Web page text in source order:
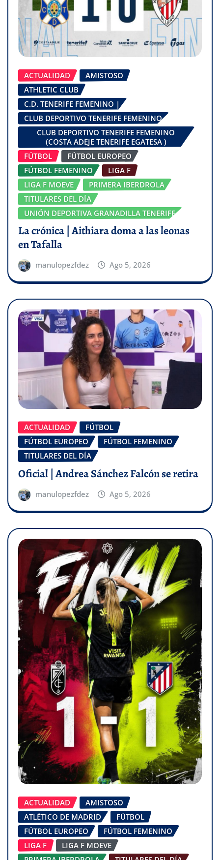
ACTUALIDAD
AMISTOSO
ATHLETIC CLUB
C.D. TENERIFE FEMENINO |
CLUB DEPORTIVO TENERIFE FEMENINO
CLUB DEPORTIVO TENERIFE FEMENINO
(COSTA ADEJE TENERIFE EGATESA )
FÚTBOL
FÚTBOL EUROPEO
FÚTBOL FEMENINO
LIGA F
LIGA F MOEVE
PRIMERA IBERDROLA
TITULARES DEL DÍA
UNIÓN DEPORTIVA GRANADILLA TENERIFE
La crónica | Aithiara doma a las leonas
en Tafalla
manulopezfdez Ago 5, 2026
ACTUALIDAD
FÚTBOL
FÚTBOL EUROPEO
FÚTBOL FEMENINO
TITULARES DEL DÍA
Oficial | Andrea Sánchez Falcón se retira
manulopezfdez Ago 5, 2026
ACTUALIDAD
AMISTOSO
ATLÉTICO DE MADRID
FÚTBOL
FÚTBOL EUROPEO
FÚTBOL FEMENINO
LIGA F
LIGA F MOEVE